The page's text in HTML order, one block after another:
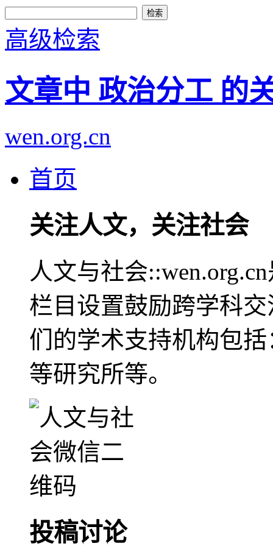
高级检索
文章中 政治分工 的
wen.org.cn
首页
关注人文，关注社会
人文与社会
栏目设置鼓励跨学科
们的学术支持机构包
等研究所等。
投稿讨论